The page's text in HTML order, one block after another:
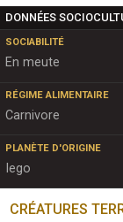
DONNÉES
SOCIABILITÉ
En meute
RÉGIME ALIMENTAIRE
Carnivore
PLANÈTE D'ORIGINE
Iego
CRÉATURES